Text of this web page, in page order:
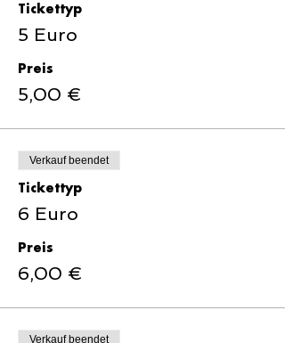
Tickettyp
5 Euro
Preis
5,00 €
Verkauf beendet
Tickettyp
6 Euro
Preis
6,00 €
Verkauf beendet